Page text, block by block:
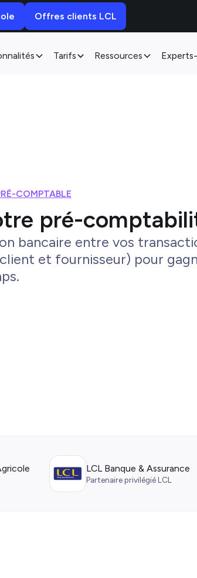
Offres clients LCL
Tarifs Ressources
COMPTABLE
pré-
bancaire entre vos
et fournisseur) pour
LCL Banque & Assurance
Partenaire privilégié LCL